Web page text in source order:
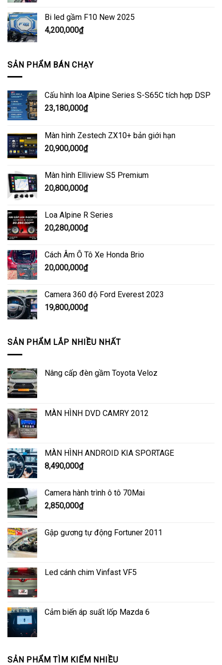
Bi led gầm F10 New 2025
4,200,000₫
SẢN PHẨM BÁN CHẠY
Cấu hình loa Alpine Series S-S65C tích hợp DSP
23,180,000₫
Màn hình Zestech ZX10+ bản giới hạn
20,900,000₫
Màn hình Elliview S5 Premium
20,800,000₫
Loa Alpine R Series
20,280,000₫
Cách Âm Ô Tô Xe Honda Brio
20,000,000₫
Camera 360 độ Ford Everest 2023
19,800,000₫
SẢN PHẨM LẮP NHIỀU NHẤT
Nâng cấp đèn gầm Toyota Veloz
MÀN HÌNH DVD CAMRY 2012
MÀN HÌNH ANDROID KIA SPORTAGE
8,490,000₫
Camera hành trình ô tô 70Mai
2,850,000₫
Gập gương tự động Fortuner 2011
Led cánh chim Vinfast VF5
Cảm biến áp suất lốp Mazda 6
SẢN PHẨM TÌM KIẾM NHIỀU